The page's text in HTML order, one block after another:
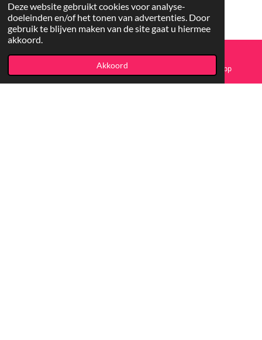
Deze website gebruikt cookies voor analyse-
doeleinden en/of het tonen van advertenties. Door
gebruik te blijven maken van de site gaat u hiermee
akkoord.
Akkoord
Copyright
Facebook WhatsApp